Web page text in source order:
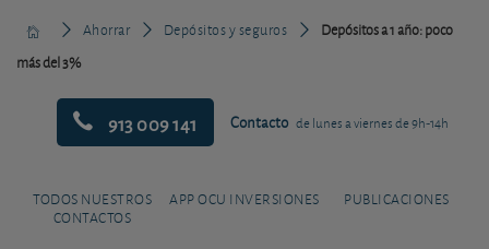
Ahorrar Depósitos y seguros
Depósitos a 1 año: poco
más del 3%
913 009 141 Contacto de lunes a viernes de 9h-14h
TODOS NUESTROS
CONTACTOS
APP OCU INVERSIONES PUBLICACIONES